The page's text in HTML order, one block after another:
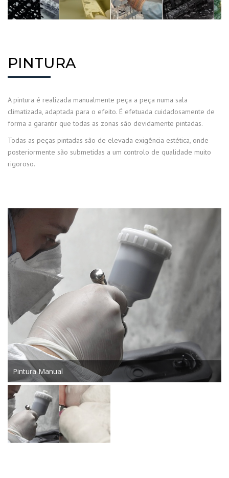
PINTURA
A pintura é realizada manualmente peça a peça numa sala
climatizada, adaptada para o efeito. É efetuada cuidadosamente de
forma a garantir que todas as zonas são devidamente pintadas.
Todas as peças pintadas são de elevada exigência estética, onde
posteriormente são submetidas a um controlo de qualidade muito
rigoroso.
Pintura Manual